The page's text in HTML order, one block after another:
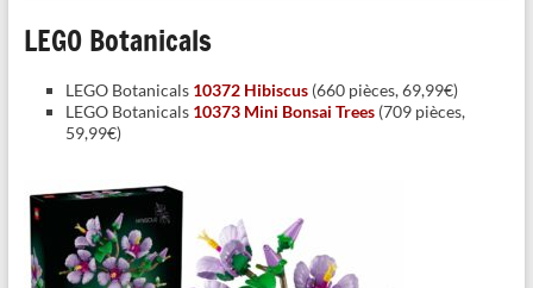
LEGO Botanicals
LEGO Botanicals 10372 Hibiscus(660 pièces, 69,99€)
LEGO Botanicals 10373 Mini Bonsai Trees(709 pièces,
59,99€)